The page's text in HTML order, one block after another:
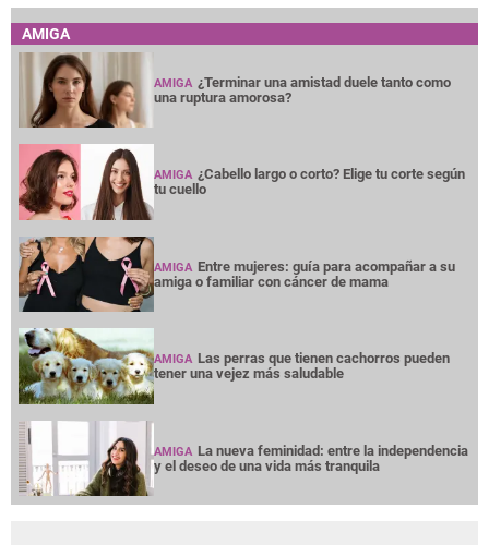
AMIGA
AMIGA ¿Terminar una amistad duele tanto como
una ruptura amorosa?
AMIGA ¿Cabello largo o corto? Elige tu corte según
tu cuello
AMIGA Entre mujeres: guía para acompañar a su
amiga o familiar con cáncer de mama
AMIGA Las perras que tienen cachorros pueden
tener una vejez más saludable
AMIGA La nueva feminidad: entre la independencia
y el deseo de una vida más tranquila